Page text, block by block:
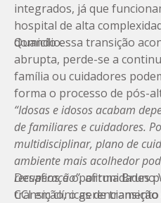
integrados, já que
hospital de alta
domicílio.
Quando essa transição
abrupta, perde-se a
família ou cuidadores
forma o processo de pós-
“Idosas e idosos acabam
de familiares e cuidadores.
multidisciplinar, plano de
ambiente mais acolhedor
recuperação”,afirma Bruno
transição, o
Desafios e oportunidades
CCI em clínicas de